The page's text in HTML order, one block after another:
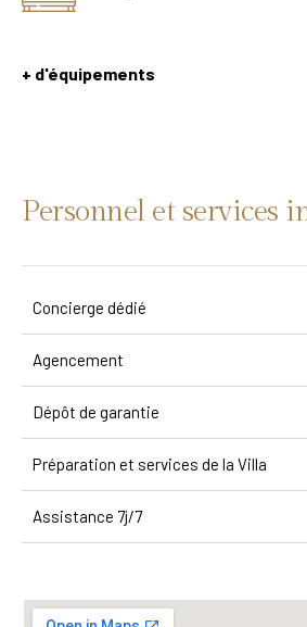
+ d'équipements
Personnel et services
Concierge dédié
Agencement
Dépôt de garantie
Préparation et services de la Villa
Assistance 7j/7